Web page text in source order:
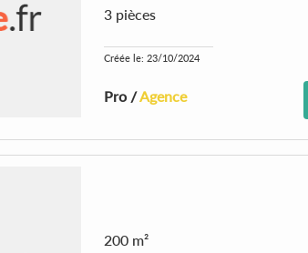
3 pièces
Créée le: 23/10/2024
Pro /Agence
200 m²